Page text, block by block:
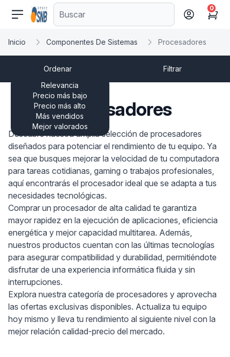
comercioseguro.es
Cart
0
Inicio Componentes De Sistemas Procesadores
Ordenar
Relevancia
Precio más bajo
Precio más alto
Más vendidos
Mejor valorados
Filtrar
Procesadores
Descubre nuestra amplia selección de procesadores
diseñados para potenciar el rendimiento de tu equipo. Ya
sea que busques mejorar la velocidad de tu computadora
para tareas cotidianas, gaming o trabajos profesionales,
aquí encontrarás el procesador ideal que se adapta a tus
necesidades tecnológicas.
Comprar un procesador de alta calidad te garantiza
mayor rapidez en la ejecución de aplicaciones, eficiencia
energética y mejor capacidad multitarea. Además,
nuestros productos cuentan con las últimas tecnologías
para asegurar compatibilidad y durabilidad, permitiéndote
disfrutar de una experiencia informática fluida y sin
interrupciones.
Explora nuestra categoría de procesadores y aprovecha
las ofertas exclusivas disponibles. Actualiza tu equipo
hoy mismo y lleva tu rendimiento al siguiente nivel con la
mejor relación calidad-precio del mercado.